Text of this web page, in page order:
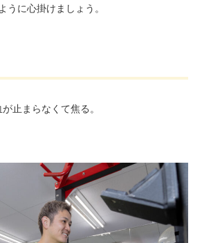
うに心掛けましょう。
止まらなくて焦る。